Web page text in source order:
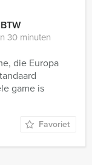
30 minuten
die Europa
game is
Favoriet